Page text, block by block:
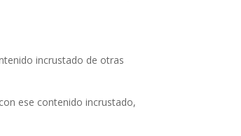
incrustado de otras
ese contenido incrustado,